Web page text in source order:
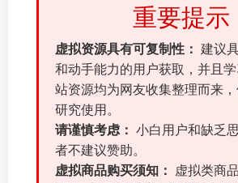
重要提示
虚拟资源具有可复制性： 建议
和动手能力的用户获取，并且
站资源均为网友收集整理而来
研究使用。
请谨慎考虑： 小白用户和缺乏
者不建议赞助。
虚拟商品购买须知：
虚拟类商